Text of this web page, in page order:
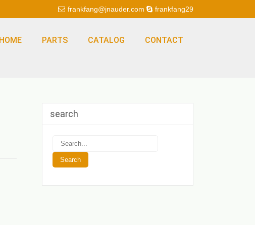
frankfang@jnauder.com frankfang29
HOME PARTS CATALOG CONTACT
search